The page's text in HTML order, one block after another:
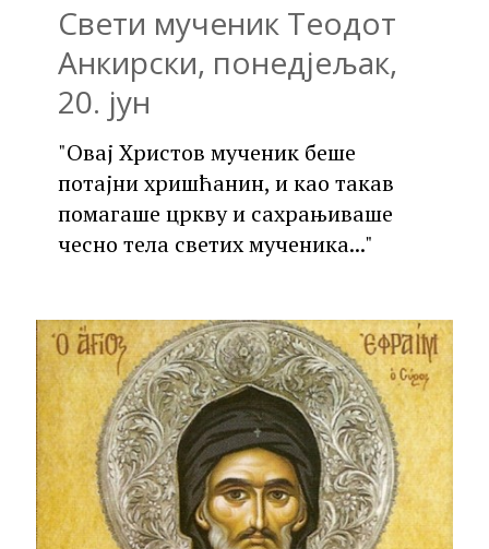
Свети мученик Теодот
Анкирски, понедјељак,
20. јун
"Овај Христов мученик беше
потајни хришћанин, и као такав
помагаше цркву и сахрањиваше
чесно тела светих мученика..."